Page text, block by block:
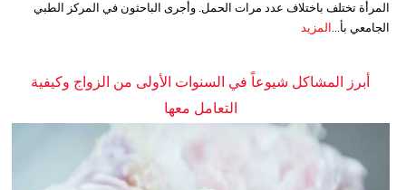
المرأة تختلف باختلاف عدد مرات الحمل. وأجرى الباحثون في المركز الطبي
الجامعي بأ... المزيد
أبرز المشاكل شيوعاً في السنوات الأولى من الزواج وكيفية
التعامل معها